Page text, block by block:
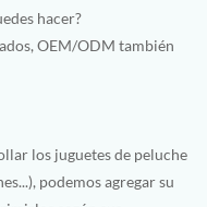
hacer?
OEM/ODM también
los juguetes de peluche
podemos agregar su